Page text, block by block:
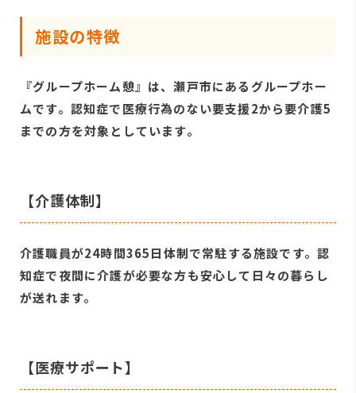
施設の特徴
『グループホーム憩』は、瀬戸市にあるグループホー
ムです。認知症で医療行為のない要支援2から要介護5
までの方を対象としています。
【介護体制】
介護職員が24時間365日体制で常駐する施設です。認
知症で夜間に介護が必要な方も安心して日々の暮らし
が送れます。
【医療サポート】